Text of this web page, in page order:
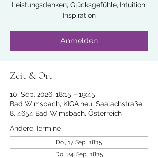
Leistungsdenken, Glücksgefühle, Intuition,
Inspiration
Anmelden
Zeit & Ort
10. Sep. 2026, 18:15 – 19:45
Bad Wimsbach, KIGA neu, Saalachstraße
8, 4654 Bad Wimsbach, Österreich
Andere Termine
Do., 17. Sep., 18:15
Do., 24. Sep., 18:15